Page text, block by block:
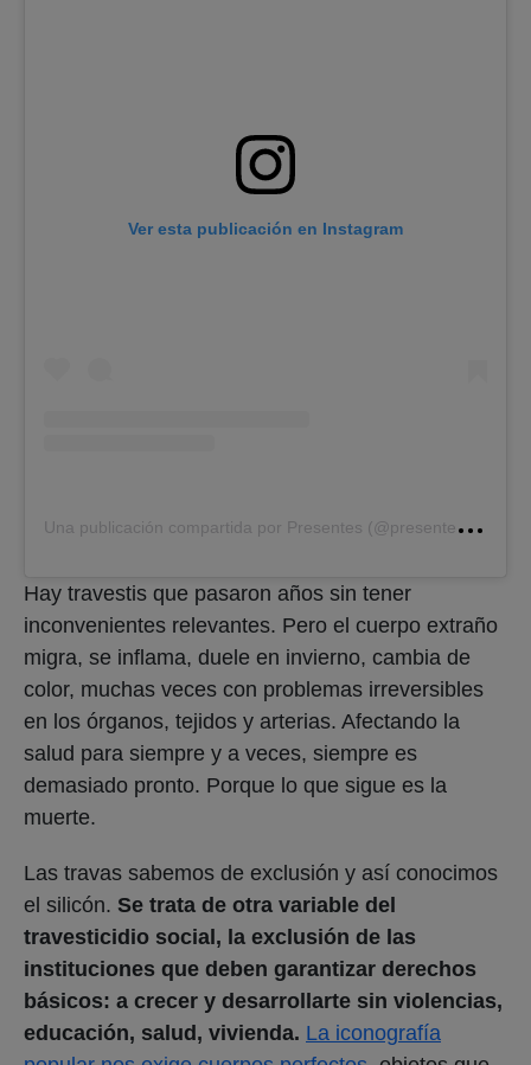
Ver esta publicación en Instagram
U
na publicación compartida por Presentes (@presenteslatam)
Hay travestis que pasaron años sin tener
inconvenientes relevantes. Pero el cuerpo extraño
migra, se inflama, duele en invierno, cambia de
color, muchas veces con problemas irreversibles
en los órganos, tejidos y arterias. Afectando la
salud para siempre y a veces, siempre es
demasiado pronto. Porque lo que sigue es la
muerte.
Las travas sabemos de exclusión y así conocimos
el silicón. Se trata de otra variable del
travesticidio social, la exclusión de las
instituciones que deben garantizar derechos
básicos: a crecer y desarrollarte sin violencias,
educación, salud, vivienda. La iconografía